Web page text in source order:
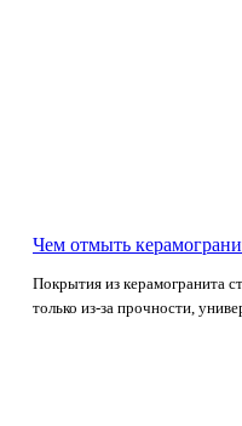
Чем отмыть
Покрытия из керамогранита
только из-за прочности,